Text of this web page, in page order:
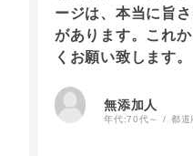
ージは、本当に旨
があります。これ
くお願い致します。
無添加人
年代:70代～ 都道